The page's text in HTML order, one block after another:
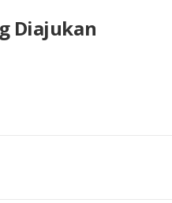
Diajukan